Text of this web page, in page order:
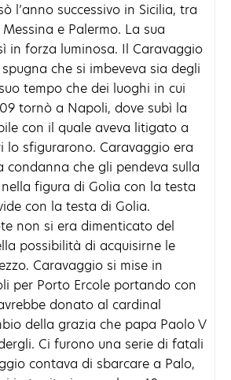
l’anno successivo in Sicilia, tra
e Palermo. La sua
in forza luminosa. Il Caravaggio
che si imbeveva sia degli
tempo che dei luoghi in cui
tornò a Napoli, dove subì la
con il quale aveva litigato a
lo sfigurarono. Caravaggio era
che gli pendeva sulla
figura di Golia con la testa
con la testa di Golia.
non si era dimenticato del
possibilità di acquisirne le
Caravaggio si mise in
per Porto Ercole portando con
donato al cardinal
della grazia che papa Paolo V
Ci furono una serie di fatali
contava di sbarcare a Palo,